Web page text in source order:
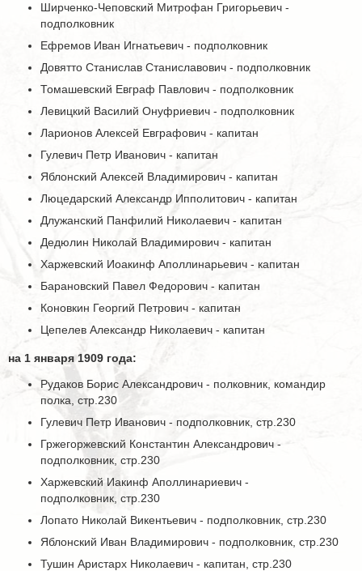
Ширченко-Чеповский Митрофан Григорьевич -
подполковник
Ефремов Иван Игнатьевич - подполковник
Довятто Станислав Станиславович - подполковник
Томашевский Евграф Павлович - подполковник
Левицкий Василий Онуфриевич - подполковник
Ларионов Алексей Евграфович - капитан
Гулевич Петр Иванович - капитан
Яблонский Алексей Владимирович - капитан
Люцедарский Александр Ипполитович - капитан
Длужанский Панфилий Николаевич - капитан
Дедюлин Николай Владимирович - капитан
Харжевский Иоакинф Аполлинарьевич - капитан
Барановский Павел Федорович - капитан
Коновкин Георгий Петрович - капитан
Цепелев Александр Николаевич - капитан
на 1 января 1909 года:
Рудаков Борис Александрович - полковник, командир
полка, стр.230
Гулевич Петр Иванович - подполковник, стр.230
Гржегоржевский Константин Александрович -
подполковник, стр.230
Харжевский Иакинф Аполлинариевич -
подполковник, стр.230
Лопато Николай Викентьевич - подполковник, стр.230
Яблонский Иван Владимирович - подполковник, стр.230
Тушин Аристарх Николаевич - капитан, стр.230